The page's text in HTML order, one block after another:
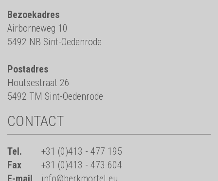
Bezoekadres
Airborneweg 10
5492 NB Sint-Oedenrode
Postadres
Houtsestraat 26
5492 TM Sint-Oedenrode
CONTACT
Tel.
+31 (0)413 - 477 195
Fax
+31 (0)413 - 473 604
E-mail
info@berkmortel.eu